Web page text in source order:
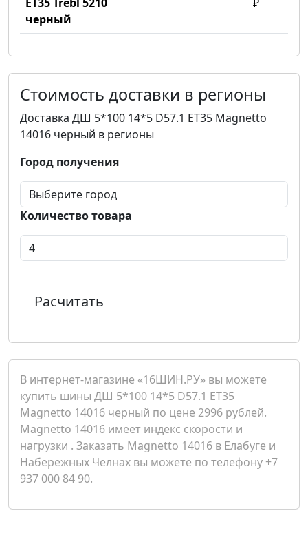
черный
Стоимость доставки в регионы
Доставка ДШ 5*100 14*5 D57.1 ET35 Magnetto
14016 черный в регионы
Город получения
Количество товара
Расчитать
В интернет-магазине «16ШИН.РУ» вы можете
купить шины ДШ 5*100 14*5 D57.1 ET35
Magnetto 14016 черный по цене 2996 рублей.
Magnetto 14016 имеет индекс скорости и
нагрузки . Заказать Magnetto 14016 в Елабуге и
Набережных Челнах вы можете по телефону +7
937 000 84 90.